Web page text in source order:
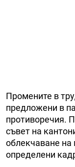
Промените в
предложени в
противоречия.
съвет на
облекчаване на
определени